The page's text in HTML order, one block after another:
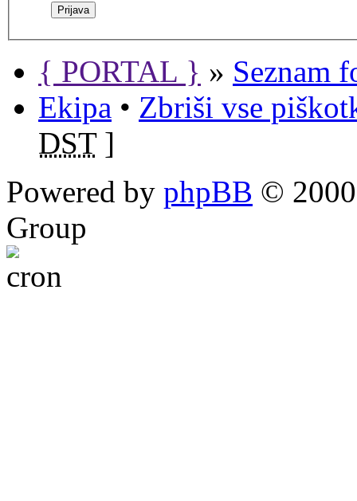
{ PORTAL } » Seznam
Ekipa • Zbriši vse
DST]
Powered by phpBB ©
Group